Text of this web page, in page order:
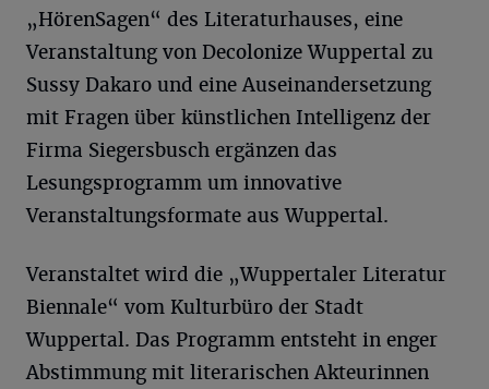
„HörenSagen“ des Literaturhauses, eine
Veranstaltung von Decolonize Wuppertal zu
Sussy Dakaro und eine Auseinandersetzung
mit Fragen über künstlichen Intelligenz der
Firma Siegersbusch ergänzen das
Lesungsprogramm um innovative
Veranstaltungsformate aus Wuppertal.
Veranstaltet wird die „Wuppertaler Literatur
Biennale“ vom Kulturbüro der Stadt
Wuppertal. Das Programm entsteht in enger
Abstimmung mit literarischen Akteurinnen